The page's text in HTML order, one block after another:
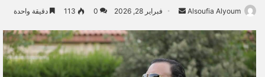
Alsoufia Alyoum
س
ل
ب
فبراير 28, 2026 0
113 دقيقة واحدة